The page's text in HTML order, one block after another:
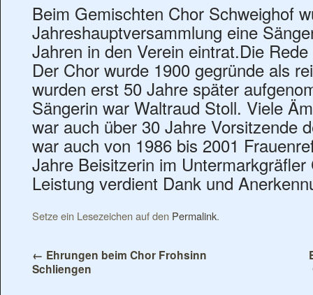
Beim Gemischten Chor Schweighof
Jahreshauptversammlung eine
Jahren in den Verein eintrat.Die
Der Chor wurde 1900 gegründe als
wurden erst 50 Jahre später
Sängerin war Waltraud Stoll. Viele
war auch über 30 Jahre Vorsitzende
war auch von 1986 bis 2001
Jahre Beisitzerin im
Leistung verdient Dank und
Setze ein Lesezeichen auf den Permalink.
← Ehrungen beim Chor Frohsinn
Schliengen